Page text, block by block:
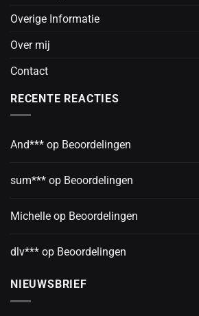
Overige Informatie
Over mij
Contact
RECENTE REACTIES
And*** op Beoordelingen
sum*** op Beoordelingen
Michelle op Beoordelingen
dlv*** op Beoordelingen
NIEUWSBRIEF